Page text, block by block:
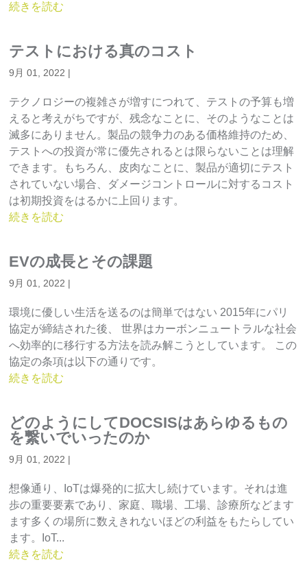
続きを読む
テストにおける真のコスト
9月 01, 2022 |
テクノロジーの複雑さが増すにつれて、テストの予算も増
えると考えがちですが、残念なことに、そのようなことは
滅多にありません。製品の競争力のある価格維持のため、
テストへの投資が常に優先されるとは限らないことは理解
できます。もちろん、皮肉なことに、製品が適切にテスト
されていない場合、ダメージコントロールに対するコスト
は初期投資をはるかに上回ります。
続きを読む
EVの成長とその課題
9月 01, 2022 |
環境に優しい生活を送るのは簡単ではない 2015年にパリ
協定が締結された後、 世界はカーボンニュートラルな社会
へ効率的に移行する方法を読み解こうとしています。 この
協定の条項は以下の通りです。
続きを読む
どのようにしてDOCSISはあらゆるもの
を繋いでいったのか
9月 01, 2022 |
想像通り、IoTは爆発的に拡大し続けています。それは進
歩の重要要素であり、家庭、職場、工場、診療所などます
ます多くの場所に数えきれないほどの利益をもたらしてい
ます。IoT...
続きを読む